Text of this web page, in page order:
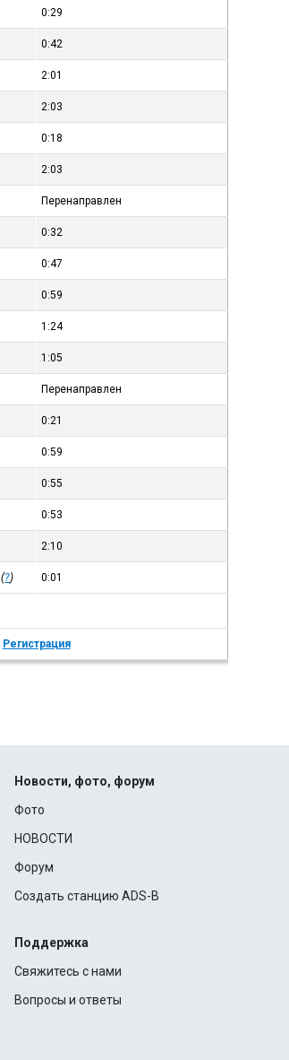
0:29
0:42
2:01
2:03
0:18
2:03
Перенаправлен
0:32
0:47
0:59
1:24
1:05
Перенаправлен
0:21
0:59
0:55
0:53
2:10
?) 0:01
Регистрация
Новости, фото, форум
Фото
НОВОСТИ
Форум
Создать станцию ADS-B
Поддержка
Свяжитесь с нами
Вопросы и ответы